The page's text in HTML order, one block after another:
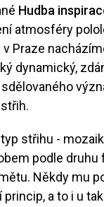
Hudba
atmosféry
Praze
dynamický,
střihu -
podle druhu
Někdy mu
a to i u